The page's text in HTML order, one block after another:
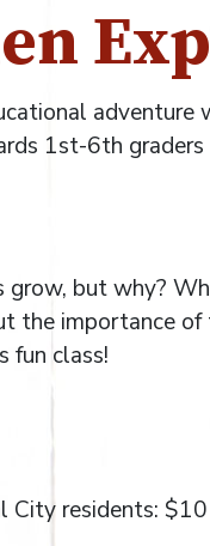
1st-6th graders
but why?
the importance
fun class!
City residents: